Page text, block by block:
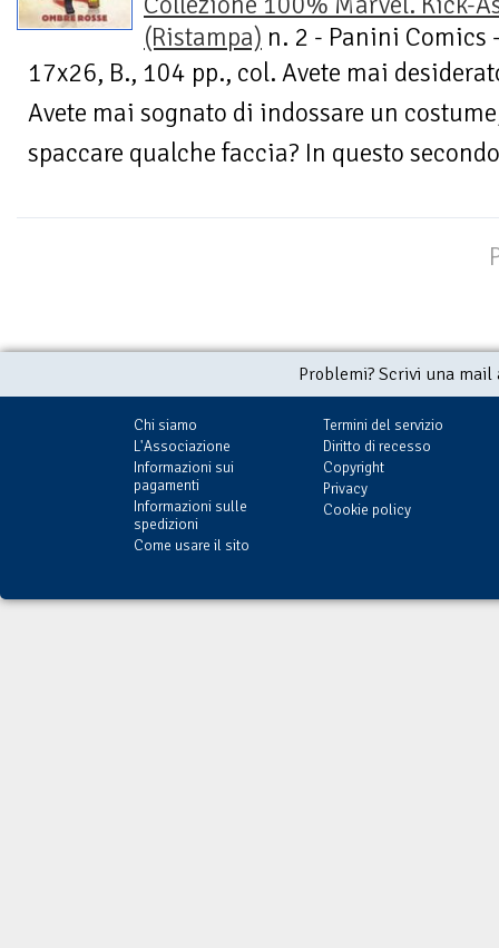
(Ristampa) n. 2 - Panini Comics
17x26, B., 104 pp., col. Avete mai
Avete mai sognato di indossare un
spaccare qualche faccia? In questo
Problemi? Scrivi una
Chi siamo
L'Associazione
Informazioni sui
pagamenti
Informazioni sulle
spedizioni
Come usare il sito
Termini del servizio
Diritto di recesso
Copyright
Privacy
Cookie policy